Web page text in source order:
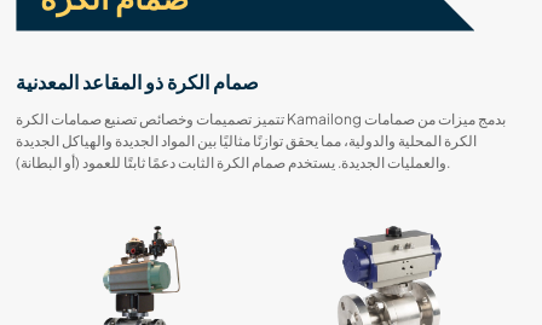
صمام الكرة ذو المقاعد المعدنية
تتميز تصميمات وخصائص تصنيع صمامات الكرة Kamailong بدمج ميزات من صمامات
الكرة المحلية والدولية، مما يحقق توازنًا مثاليًا بين المواد الجديدة والهياكل الجديدة
والعمليات الجديدة. يستخدم صمام الكرة الثابت دعمًا ثابتًا للعمود (أو البطانة).